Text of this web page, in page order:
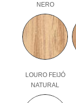
NERO
LOURO FEIJÓ
NATURAL